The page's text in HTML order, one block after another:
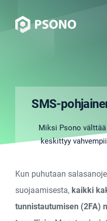
SMS-
Miksi Psono
keskittyy
Kun puhutaan
suojaamisesta, kaikki
tunnistautumisen (2FA)